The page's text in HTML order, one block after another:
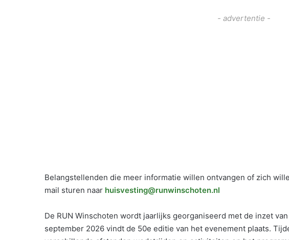
- advertentie -
Belangstellenden die meer informatie willen ontvangen of zich
mail sturen naar huisvesting@runwinschoten.nl
De RUN Winschoten wordt jaarlijks georganiseerd met de inzet
september 2026 vindt de 50e editie van het evenement plaats.